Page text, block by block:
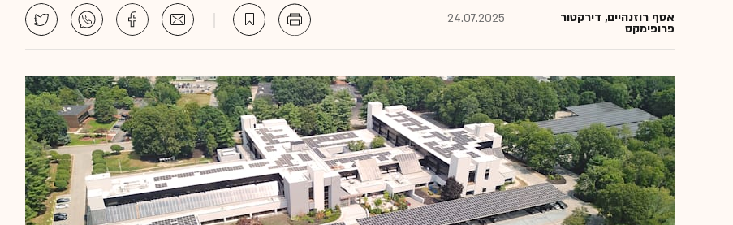
אסף רוזנהיים, דירקטור
פרופימקס
24.07.2025